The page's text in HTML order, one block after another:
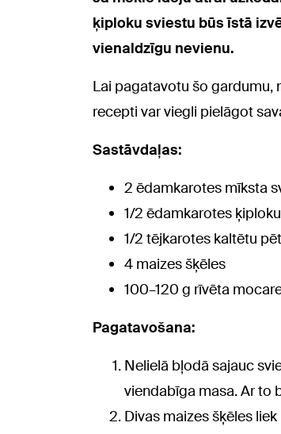
ķiploku sviestu būs īstā
vienaldzīgu nevienu.
Lai pagatavotu šo gardumu,
recepti var viegli pielāgot
Sastāvdaļas:
2 ēdamkarotes mīksta
1/2 ēdamkarotes
1/2 tējkarotes kaltētu
4 maizes šķēles
100–120 g rīvēta
Pagatavošana:
Nelielā bļodā sajauc
viendabīga masa. Ar to
Divas maizes šķēles